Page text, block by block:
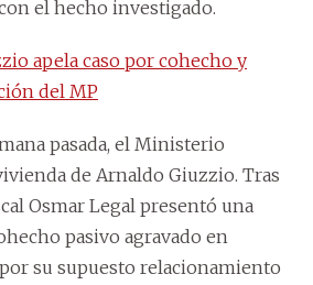
el hecho investigado.
apela caso por cohecho y
del MP
pasada, el Ministerio
de Arnaldo Giuzzio. Tras
Osmar Legal presentó una
pasivo agravado en
su supuesto relacionamiento